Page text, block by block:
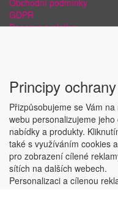
GDPR
Doprava a platba
Copyright ©
Principy
Přizpůsobujeme se Vám
webu personalizujeme
nabídky a produkty.
také s využíváním cookies
pro zobrazení cílené
sítích na dalších webech.
Personalizaci a cílenou